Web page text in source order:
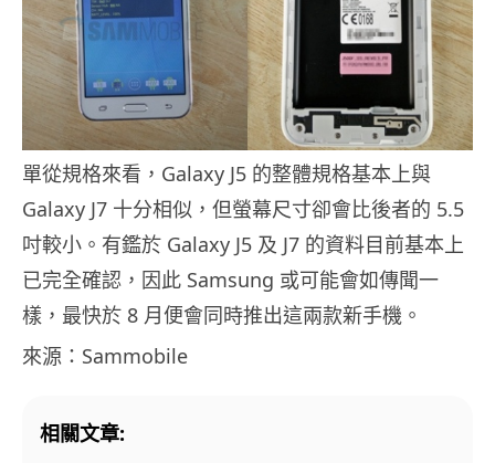
單從規格來看，Galaxy J5 的整體規格基本上與
Galaxy J7 十分相似，但螢幕尺寸卻會比後者的 5.5
吋較小。有鑑於 Galaxy J5 及 J7 的資料目前基本上
已完全確認，因此 Samsung 或可能會如傳聞一
樣，最快於 8 月便會同時推出這兩款新手機。
來源：Sammobile
相關文章: